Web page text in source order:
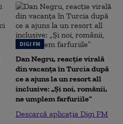
DIGI FM
Dan Negru, reacție virală
din vacanța în Turcia după
ce a ajuns la un resort all
inclusive: „Și noi, românii,
ne umplem farfuriile”
Descarcă aplicația Digi FM